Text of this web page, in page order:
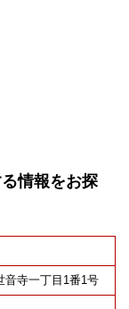
情報をお探
音寺一丁目1番1号